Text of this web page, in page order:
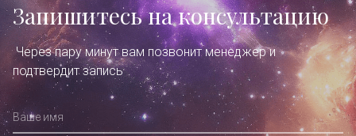
Запишитесь на консультацию
Через пару минут вам позвонит менеджер и
подтвердит запись
Ваше имя